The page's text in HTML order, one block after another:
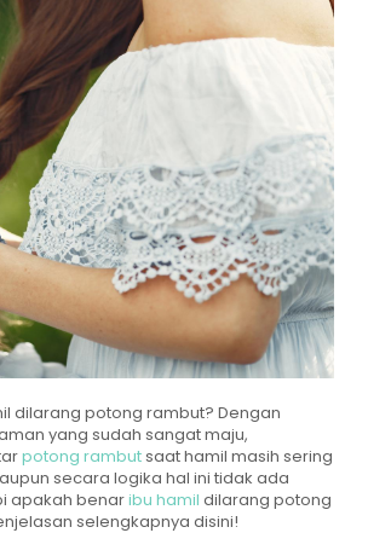
dilarang potong rambut? Dengan
yang sudah sangat maju,
potong rambutsaat hamil masih sering
secara logika hal ini tidak ada
apakah benaribu hamil dilarang potong
selengkapnya disini!